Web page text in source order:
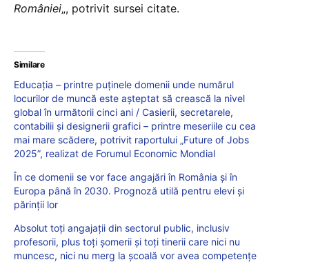
României„, potrivit sursei citate.
Similare
Educația – printre puținele domenii unde numărul
locurilor de muncă este așteptat să crească la nivel
global în următorii cinci ani / Casierii, secretarele,
contabilii și designerii grafici – printre meseriile cu cea
mai mare scădere, potrivit raportului „Future of Jobs
2025”, realizat de Forumul Economic Mondial
În ce domenii se vor face angajări în România și în
Europa până în 2030. Prognoză utilă pentru elevi și
părinții lor
Absolut toți angajații din sectorul public, inclusiv
profesorii, plus toți șomerii și toți tinerii care nici nu
muncesc, nici nu merg la școală vor avea competențe